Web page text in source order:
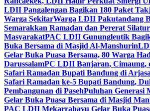
LDII Pangalengan Bagikan 180 Paket
Warga SekitarWarga LDII Pakutandang
Semarakkan Ramadan dan Pererat
MasyarakatPAC LDII Gunungleutik
Buka Bersama di Masjid Al-Manshurin
Gelar Buka Puasa Bersama, 80 Warga
DarussalamPC LDII Banjaran, Cimaung,
Safari Ramadan Bupati Bandung di
Safari Ramadan ke-5 Bupati Bandung,
Pembangunan di PasehPuluhan Generasi
Gelar Buka Puasa Bersama di Masjid
PAC LDII Mekarrahayu Gelar Buka